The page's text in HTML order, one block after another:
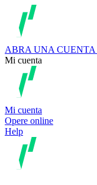
ABRA UNA CUENTA
Mi cuenta
Mi cuenta
Opere online
Help